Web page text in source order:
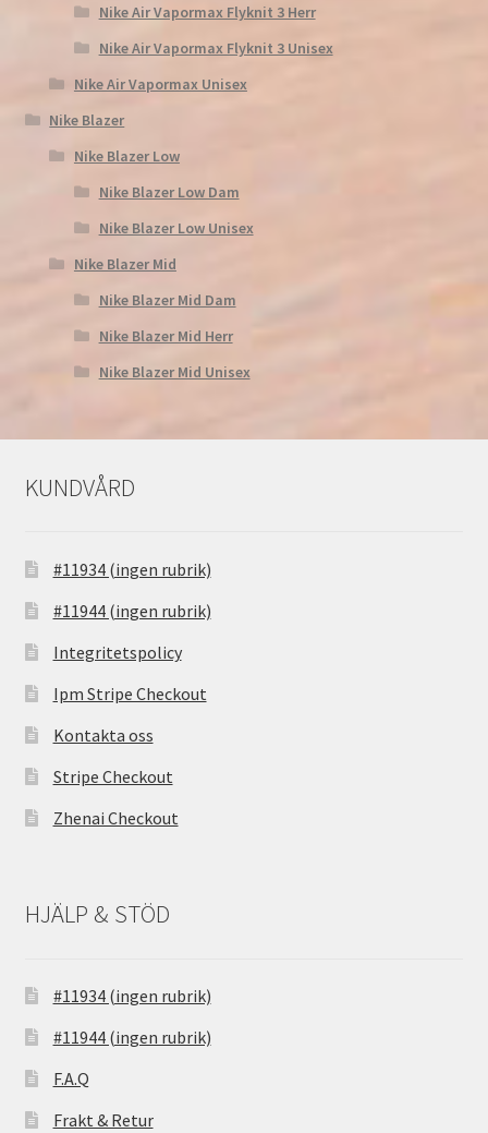
Nike Air Vapormax Flyknit 3 Herr
Nike Air Vapormax Flyknit 3 Unisex
Nike Air Vapormax Unisex
Nike Blazer
Nike Blazer Low
Nike Blazer Low Dam
Nike Blazer Low Unisex
Nike Blazer Mid
Nike Blazer Mid Dam
Nike Blazer Mid Herr
Nike Blazer Mid Unisex
KUNDVÅRD
#11934 (ingen rubrik)
#11944 (ingen rubrik)
Integritetspolicy
Ipm Stripe Checkout
Kontakta oss
Stripe Checkout
Zhenai Checkout
HJÄLP & STÖD
#11934 (ingen rubrik)
#11944 (ingen rubrik)
F.A.Q
Frakt & Retur